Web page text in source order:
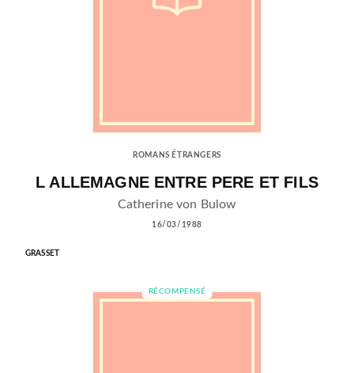
ROMANS ÉTRANGERS
L ALLEMAGNE ENTRE PERE ET FILS
Catherine von Bulow
16/03/1988
GRASSET
RÉCOMPENSÉ